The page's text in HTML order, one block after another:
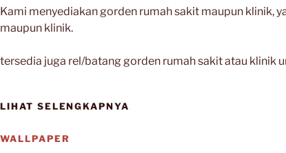
Kami menyediakan gorden rumah sakit maupun klinik,
maupun klinik.
tersedia juga rel/batang gorden rumah sakit atau klinik
LIHAT SELENGKAPNYA
WALLPAPER